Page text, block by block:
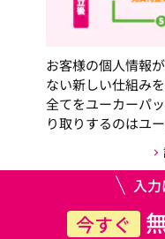
お客様の個人情報
ない新しい仕組み
全てをユーカーパ
り取りするのはユ
入
今すぐ